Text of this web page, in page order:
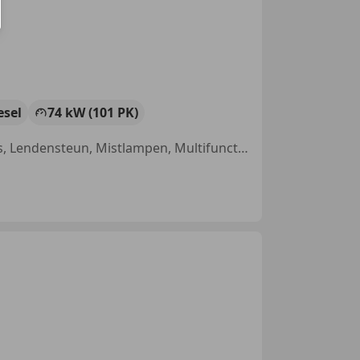
74 kW (101 PK)
Met onderhoudshistorie, Parkeerhulp met camera, Schuifdeur rechts, Lendensteun, Mistlampen, Multifunctioneel stuurwiel, Parkeerhulp achter, Airconditioning